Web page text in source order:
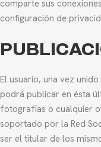
comparte sus
configuración de
El usuario, una vez unido
podrá publicar en ésta
fotografías o cualquier
soportado por la Red
ser el titular de los